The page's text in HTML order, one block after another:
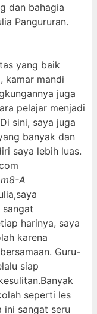
dan bahagia
Pangururan.
yang baik
kamar mandi
juga
pelajar menjadi
sini, saya juga
banyak dan
saya lebih luas.
8-A
sangat
harinya, saya
karena
Guru-
siap
seperti les
ini sangat seru